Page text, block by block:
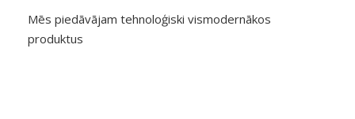
Mēs piedāvājam tehnoloģiski vismodernākos
produktus